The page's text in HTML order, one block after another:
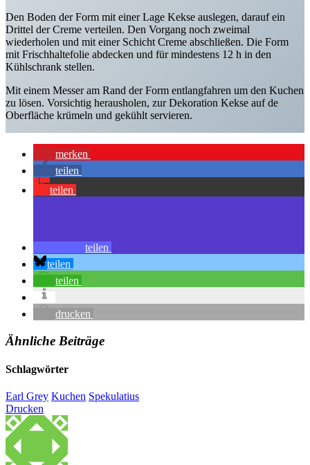
Den Boden der Form mit einer Lage Kekse auslegen, darauf ein
Drittel der Creme verteilen. Den Vorgang noch zweimal
wiederholen und mit einer Schicht Creme abschließen. Die Form
mit Frischhaltefolie abdecken und für mindestens 12 h in den
Kühlschrank stellen.
Mit einem Messer am Rand der Form entlangfahren um den Kuchen
zu lösen. Vorsichtig herausholen, zur Dekoration Kekse auf de
Oberfläche krümeln und gekühlt servieren.
merken
teilen
teilen
teilen
teilen
teilen
drucken
Ähnliche Beiträge
Schlagwörter
Earl Grey Kuchen Spekulatius
Drucken